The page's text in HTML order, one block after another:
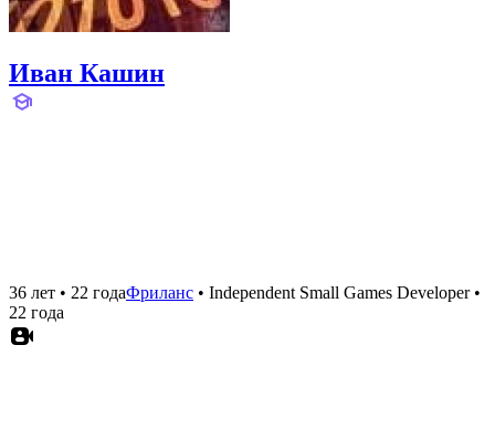
Иван Кашин
36 лет • 22 годаФриланс • Independent Small Games Developer•
22 года